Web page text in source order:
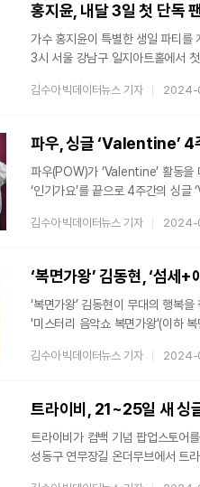
홍지윤, 내달 3일 첫 단독
가수 홍지윤이 특별한 생일 파티를 개최한다. 소속사 생각엔터테인먼트는 19일 “홍
3시 서울 강남구 일지아트홀에서 첫 번째 단독
공식 SNS 채널을 통해 팬미팅 개
홍지윤은 남다른 팬사랑은 물론
김수아 빅데이터뉴스 기자 2024-
파우, 싱글 ‘Valentine’
파우(POW)가 ‘Valentine’ 활동을 마무리했다. 소속사 측은 19일 “파
‘인기가요’를 끝으로 4주간의 싱글
에너지 있는 퍼포먼스를 펼쳤다. 또한 많은 아이돌 가수들과 ‘Valentine’ 포인트 안무로 댄스 챌린지를 진행해
진입했다. 국내에서는 지니 최신
김수아 빅데이터뉴스 기자 2024-
‘복면가왕’ 김동현, ‘섬세
‘복면가왕’ 김동현이 무대의 행복을 책임지는 고막
'미스터리 음악쇼 복면가왕'(이하 복면가
깊이 있는 음색으로 짙은 여운을
고
김수아 빅데이터뉴스 기자 2024-
트라이비가 컴백 기념 팝업스토어를 연다. 소속사 티알엔터테인먼트는 19일 “오는 21일부
성동구 연무장길 온더무브에서 트라이비 팝업스